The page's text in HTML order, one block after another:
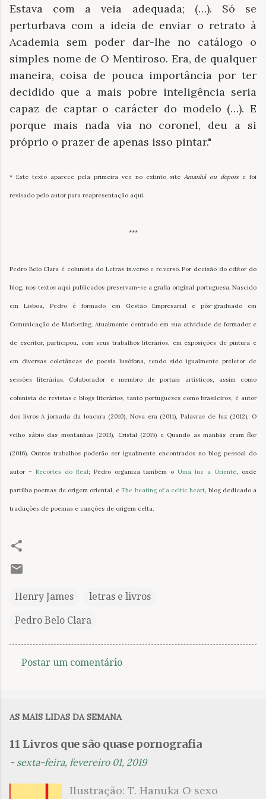
Estava com a veia adequada; (…). Só se
perturbava com a ideia de enviar o retrato à
Academia sem poder dar-lhe no catálogo o
simples nome de O Mentiroso. Era, de qualquer
maneira, coisa de pouca importância por ter
decidido que a mais pobre inteligência seria
capaz de captar o carácter do modelo (…). E
porque mais nada via no coronel, deu a si
próprio o prazer de apenas isso pintar."
* Este texto aparece pela primeira vez no extinto site Amanhã ou depois e foi
revisado pelo autor para reapresentação aqui.
***
Pedro Belo Clara é colunista do Letras in.verso e re.verso. Por decisão do editor do
blog, nos textos aqui publicados preservam-se a grafia original portuguesa. Nascido
em Lisboa, Pedro é formado em Gestão Empresarial e pós-graduado em
Comunicação de Marketing. Atualmente centrado em sua atividade de formador e
de escritor, participou, com seus trabalhos literários, em exposições de pintura e
em diversas coletâneas de poesia lusófona, tendo sido igualmente preletor de
sessões literárias. Colaborador e membro de portais artísticos, assim como
colunista de revistas e blogs literários, tanto portugueses como brasileiros, é autor
dos livros A jornada da loucura (2010), Nova era (2011), Palavras de luz (2012), O
velho sábio das montanhas (2013), Cristal (2015) e Quando as manhãs eram flor
(2016). Outros trabalhos poderão ser igualmente encontrados no blog pessoal do
autor – Recortes do Real; Pedro organiza também oUma luz a Oriente, onde
partilha poemas de origem oriental, e The beating of a celtic heart, blog dedicado a
traduções de poemas e canções de origem celta.
Henry James letras e livros
Pedro Belo Clara
n
Postar um comentário
AS MAIS LIDAS DA SEMANA
11 Livros que são quase pornografia
- sexta-feira, fevereiro 01, 2019
Ilustração: T. Hanuka O sexo